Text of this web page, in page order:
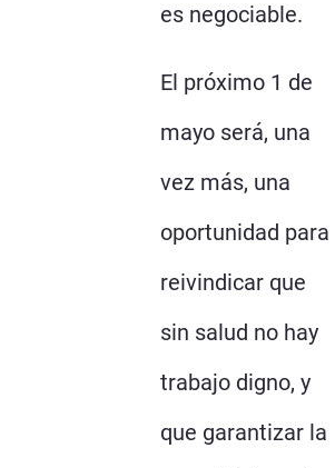
es negociable.
El próximo 1 de
mayo será, una
vez más, una
oportunidad para
reivindicar que
sin salud no hay
trabajo digno, y
que garantizar la